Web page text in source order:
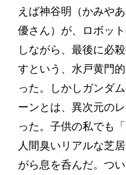
えば神谷明（かみや
優さん）が、ロボッ
しながら、最後に必
すという、水戸黄門
った。しかしガンダ
ーンとは、異次元の
った。子供の私でも
人間臭いリアルな芝
がら息を呑んだ。つ